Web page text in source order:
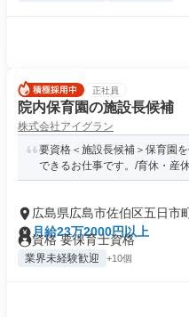
正社員
院内保育園の施設長候補
株式会社アイグラン
要資格＜施設長候補＞保育園
できるお仕事です。/育休・産
広島県広島市佐伯区五日市
月給23万2000円以上
資格 要保育士資格
業界未経験歓迎 +10個